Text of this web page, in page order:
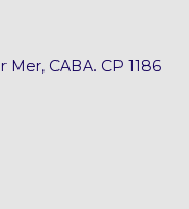
CABA. CP 1186